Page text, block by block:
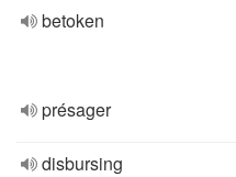
betoken
présager
disbursing